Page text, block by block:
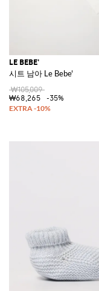
LE BEBE'
시트 남아 Le Bebe'
₩105,009
₩68,265
-35%